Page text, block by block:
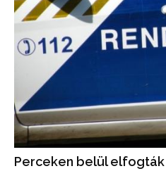
Perceken belül